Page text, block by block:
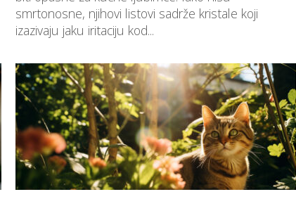
smrtonosne, njihovi listovi sadrže kristale koji
izazivaju jaku iritaciju kod...